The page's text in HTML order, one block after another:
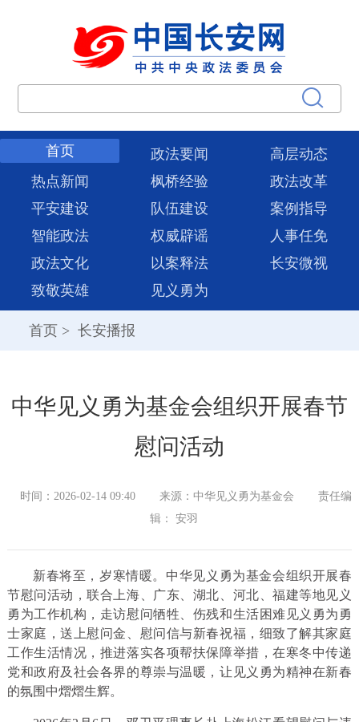
首页 政法要闻
高层动态
热点新闻
枫桥经验
政法改革
平安建设
队伍建设
案例指导
智能政法
权威辟谣
人事任免
政法文化
以案释法
长安微视
致敬英雄
见义勇为
首页 > 长安播报
中华见义勇为基金会组织开展春节
慰问活动
时间：2026-02-14 09:40 来源：中华见义勇为基金会
责任编
辑： 安羽
新春将至，岁寒情暖。中华见义勇为基金会组织开展春
节慰问活动，联合上海、广东、湖北、河北、福建等地见义
勇为工作机构，走访慰问牺牲、伤残和生活困难见义勇为勇
士家庭，送上慰问金、慰问信与新春祝福，细致了解其家庭
工作生活情况，推进落实各项帮扶保障举措，在寒冬中传递
党和政府及社会各界的尊崇与温暖，让见义勇为精神在新春
的氛围中熠熠生辉。